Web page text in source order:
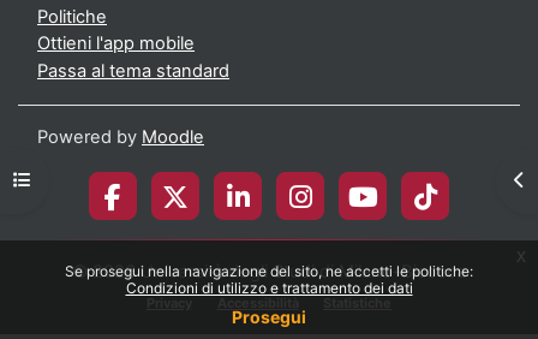
Se prosegui nella navigazione del sito, ne accetti le politiche:
Condizioni di utilizzo e trattamento dei dati
Prosegui
x
Apri indice del corso
Politiche
Ottieni l'app mobile
Passa al tema standard
Powered by Moodle
© 2026 Università degli Studi di Milano-Bicocca